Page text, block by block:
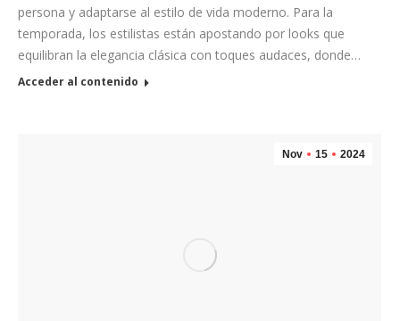
persona y adaptarse al estilo de vida moderno. Para la
temporada, los estilistas están apostando por looks que
equilibran la elegancia clásica con toques audaces, donde…
Acceder al contenido
Nov 15 2024